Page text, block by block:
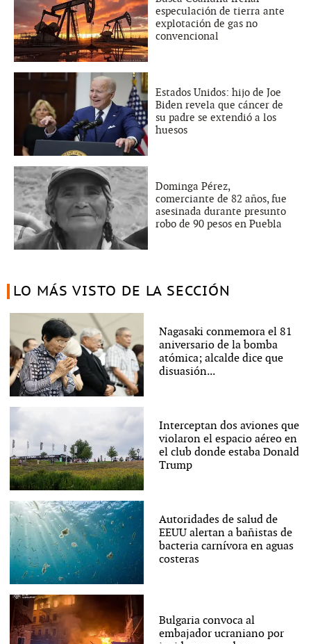
especulación de tierra ante
explotación de gas no
convencional
Estados Unidos: hijo de Joe
Biden revela que cáncer de
su padre se extendió a los
huesos
Dominga Pérez,
comerciante de 82 años, fue
asesinada durante presunto
robo de 90 pesos en Puebla
LO MÁS VISTO DE LA SECCIÓN
Nagasaki conmemora el 81
aniversario de la bomba
atómica; alcalde dice que
disuasión...
Interceptan dos aviones que
violaron el espacio aéreo en
el club donde estaba Donald
Trump
Autoridades de salud de
EEUU alertan a bañistas de
bacteria carnívora en aguas
costeras
Bulgaria convoca al
embajador ucraniano por